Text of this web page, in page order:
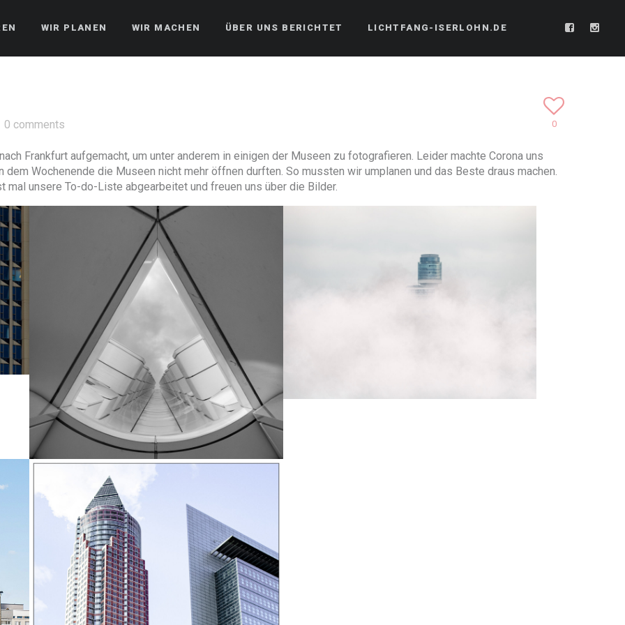
WIR PLANEN WIR MACHEN ÜBER UNS BERICHTET LICHTFANG-ISERLOHN.DE
0 comments 0
Frankfurt aufgemacht, um unter anderem in einigen der Museen zu fotografieren. Leider machte Corona uns
dem Wochenende die Museen nicht mehr öffnen durften. So mussten wir umplanen und das Beste draus machen.
mal unsere To-do-Liste abgearbeitet und freuen uns über die Bilder.